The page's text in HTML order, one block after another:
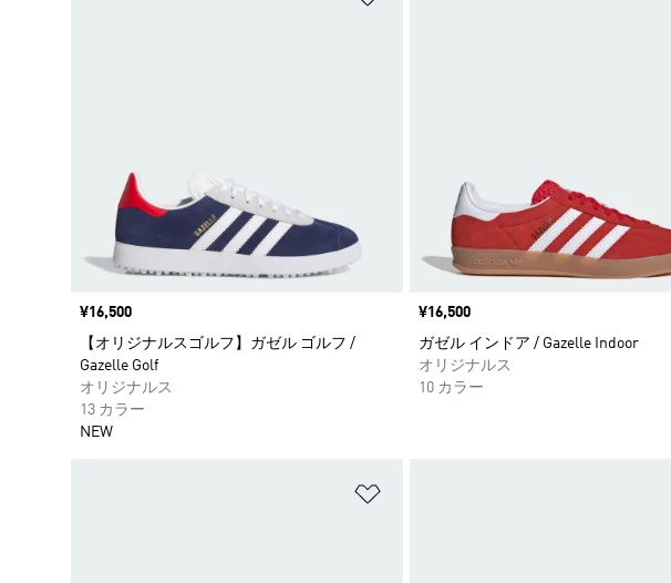
価格
¥16,500
【オリジナルスゴルフ】ガゼル ゴルフ /
Gazelle Golf
オリジナルス
13 カラー
NEW
価格
¥16,500
ガゼル インドア / Gazelle Indoor
オリジナルス
10 カラー